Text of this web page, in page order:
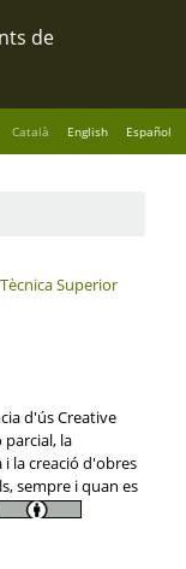
Català English Español
Superior
d'ús Creative
la
la creació d'obres
sempre i quan es